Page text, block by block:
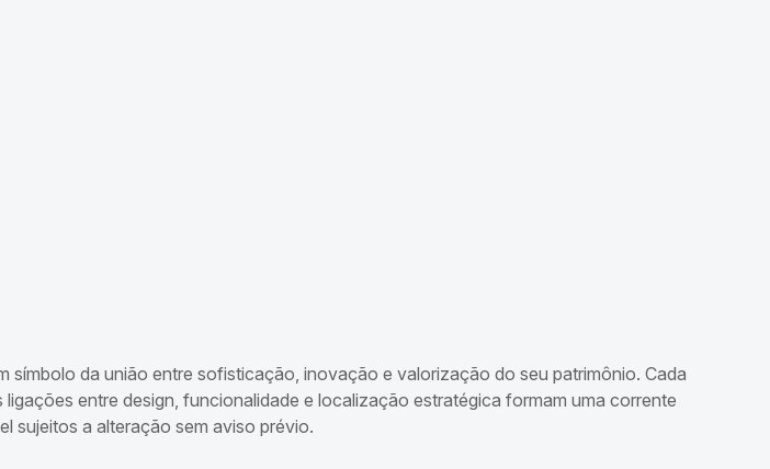
da união entre sofisticação, inovação e valorização do seu patrimônio. Cada
entre design, funcionalidade e localização estratégica formam uma corrente
sujeitos a alteração sem aviso prévio.